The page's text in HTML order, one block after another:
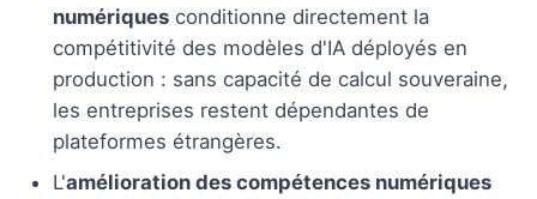
numériques conditionne directement la
compétitivité des modèles d'IA déployés en
production : sans capacité de calcul souveraine,
les entreprises restent dépendantes de
plateformes étrangères.
L'amélioration des compétences numériques